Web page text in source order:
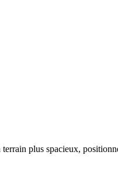
plus spacieux,